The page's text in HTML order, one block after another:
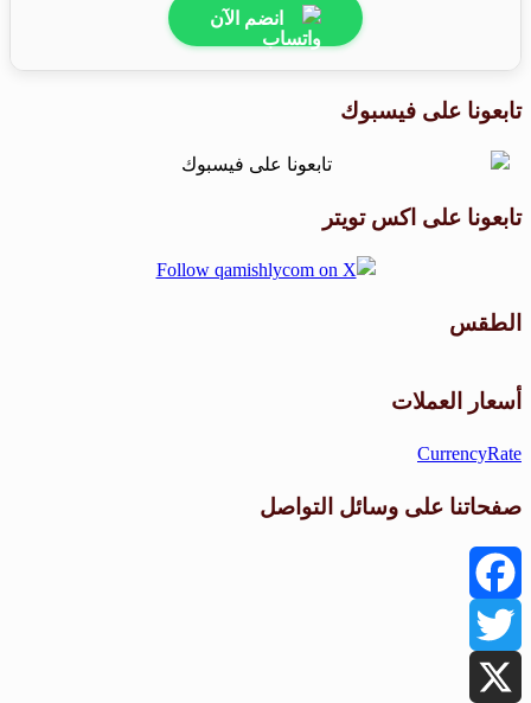
انضم الآن
تابعونا على فيسبوك
تابعونا على اكس تويتر
الطقس
أسعار العملات
CurrencyRate
صفحاتنا على وسائل التواصل
Facebook
Twitter